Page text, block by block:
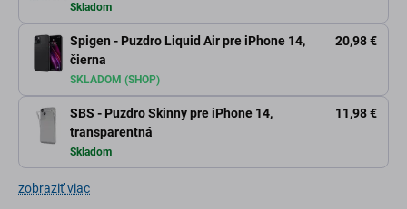
Skladom
Spigen - Puzdro Liquid Air pre iPhone 14,
čierna
20,98 €
SKLADOM (SHOP)
SBS - Puzdro Skinny pre iPhone 14,
transparentná
11,98 €
Skladom
zobraziť viac